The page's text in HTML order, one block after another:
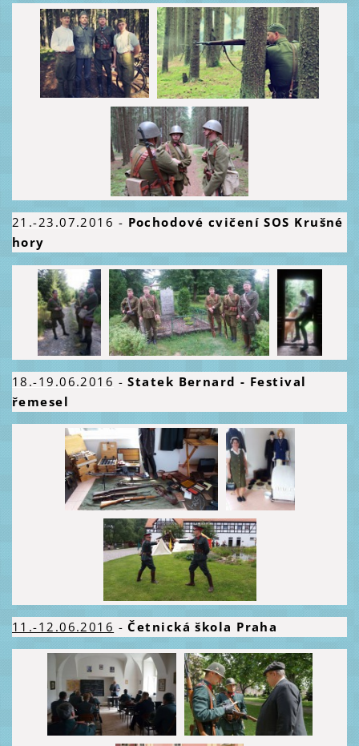
21.-23.07.2016 - Pochodové cvičení SOS Krušné
hory
18.-19.06.2016 -Statek Bernard - Festival
řemesel
11.-12.06.2016 -Četnická škola Praha